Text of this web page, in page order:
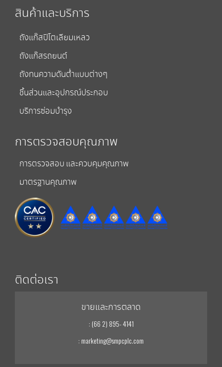
สินค้าและบริการ
ถังแก๊สปิโตเลียมเหลว
ถังแก๊สรถยนต์
ถังทนความดันต่ำแบบต่างๆ
ชิ้นส่วนและอุปกรณ์ประกอบ
บริการซ่อมบำรุง
การตรวจสอบคุณภาพ
การตรวจสอบ และควบคุมคุณภาพ
มาตรฐานคุณภาพ
ติดต่อเรา
ขายและการตลาด
: (66 2) 895- 4141
: marketing@smpcplc.com